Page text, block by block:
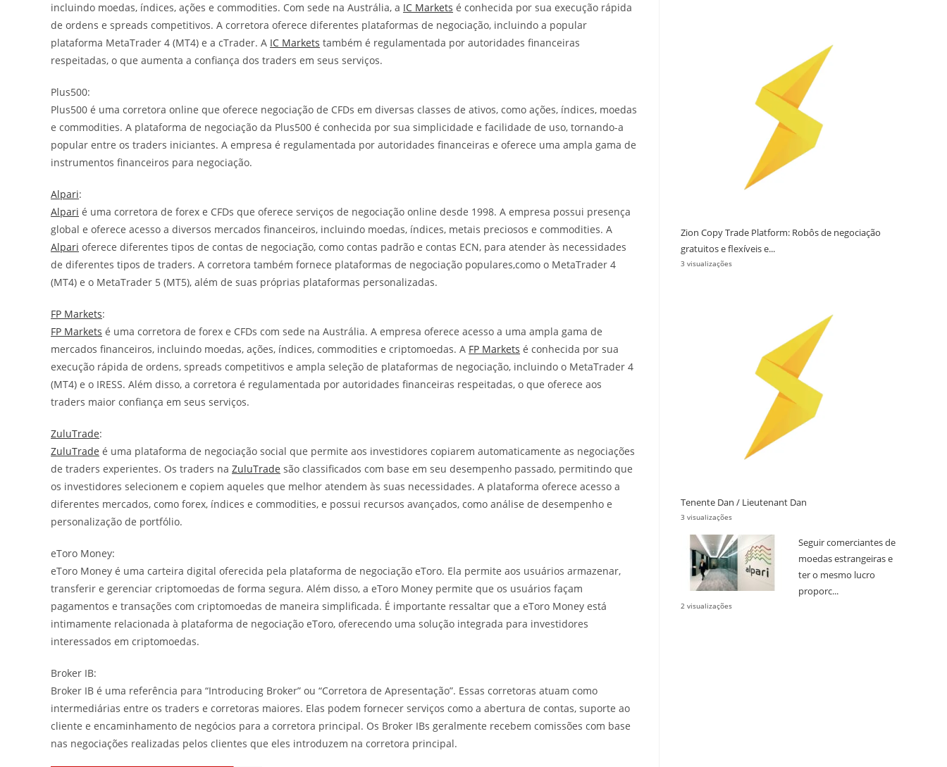
incluindo moedas, índices, ações e commodities. Com sede na Austrália, a IC Markets é conhecida por sua execução rápida
de ordens e spreads competitivos. A corretora oferece diferentes plataformas de negociação, incluindo a popular
plataforma MetaTrader 4 (MT4) e a cTrader. A IC Markets também é regulamentada por autoridades financeiras
respeitadas, o que aumenta a confiança dos traders em seus serviços.
Plus500:
Plus500 é uma corretora online que oferece negociação de CFDs em diversas classes de ativos, como ações, índices, moedas
e commodities. A plataforma de negociação da Plus500 é conhecida por sua simplicidade e facilidade de uso, tornando-a
popular entre os traders iniciantes. A empresa é regulamentada por autoridades financeiras e oferece uma ampla gama de
instrumentos financeiros para negociação.
Alpari:
Alpari é uma corretora de forex e CFDs que oferece serviços de negociação online desde 1998. A empresa possui presença
global e oferece acesso a diversos mercados financeiros, incluindo moedas, índices, metais preciosos e commodities. A
Alpari oferece diferentes tipos de contas de negociação, como contas padrão e contas ECN, para atender às necessidades
de diferentes tipos de traders. A corretora também fornece plataformas de negociação populares,como o MetaTrader 4
(MT4) e o MetaTrader 5 (MT5), além de suas próprias plataformas personalizadas.
FP Markets:
FP Markets é uma corretora de forex e CFDs com sede na Austrália. A empresa oferece acesso a uma ampla gama de
mercados financeiros, incluindo moedas, ações, índices, commodities e criptomoedas. A FP Markets é conhecida por sua
execução rápida de ordens, spreads competitivos e ampla seleção de plataformas de negociação, incluindo o MetaTrader 4
(MT4) e o IRESS. Além disso, a corretora é regulamentada por autoridades financeiras respeitadas, o que oferece aos
traders maior confiança em seus serviços.
ZuluTrade:
ZuluTrade é uma plataforma de negociação social que permite aos investidores copiarem automaticamente as negociações
de traders experientes. Os traders na ZuluTrade são classificados com base em seu desempenho passado, permitindo que
os investidores selecionem e copiem aqueles que melhor atendem às suas necessidades. A plataforma oferece acesso a
diferentes mercados, como forex, índices e commodities, e possui recursos avançados, como análise de desempenho e
personalização de portfólio.
eToro Money:
eToro Money é uma carteira digital oferecida pela plataforma de negociação eToro. Ela permite aos usuários armazenar,
transferir e gerenciar criptomoedas de forma segura. Além disso, a eToro Money permite que os usuários façam
pagamentos e transações com criptomoedas de maneira simplificada. É importante ressaltar que a eToro Money está
intimamente relacionada à plataforma de negociação eToro, oferecendo uma solução integrada para investidores
interessados em criptomoedas.
Broker IB:
Broker IB é uma referência para “Introducing Broker” ou “Corretora de Apresentação”. Essas corretoras atuam como
intermediárias entre os traders e corretoras maiores. Elas podem fornecer serviços como a abertura de contas, suporte ao
cliente e encaminhamento de negócios para a corretora principal. Os Broker IBs geralmente recebem comissões com base
nas negociações realizadas pelos clientes que eles introduzem na corretora principal.
Zion Copy Trade Platform: Robôs de negociação
gratuitos e flexíveis e...
3 visualizações
Tenente Dan / Lieutenant Dan
3 visualizações
Seguir comerciantes de
moedas estrangeiras e
ter o mesmo lucro
proporc...
2 visualizações